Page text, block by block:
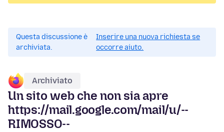
Questa discussione è
archiviata.
Inserire una nuova richiesta se
occorre aiuto.
Archiviato
Un sito web che non sia apre
https://mail.google.com/mail/u/--
RIMOSSO--